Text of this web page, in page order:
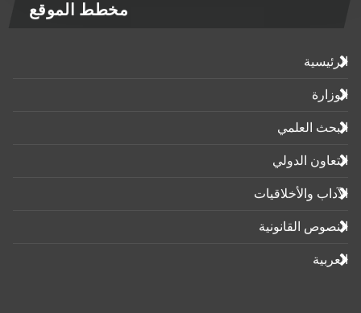
مخطط الموقع
الرئيسية
الوزارة
البحث العلمي
التعاون الدولي
الآداب واﻷخلاقيات
النصوص القانونية
العربية